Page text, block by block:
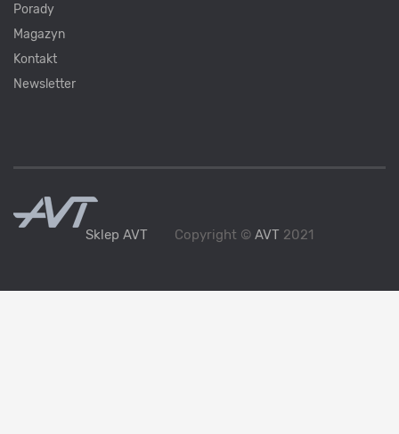
Porady
Magazyn
Kontakt
Newsletter
Sklep AVT Copyright © AVT 2021